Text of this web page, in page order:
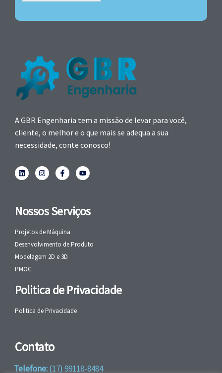
A GBR Engenharia tem a missão de levar para você,
cliente, o melhor e o que mais se adequa a sua
necessidade, conte conosco!
Nossos Serviços
Projetos de Máquina
Desenvolvimento de Produto
Modelagem 2D e 3D
PMOC
Politica de Privacidade
Politica de Privacidade
Contato
Telefone:(17) 99118-8484